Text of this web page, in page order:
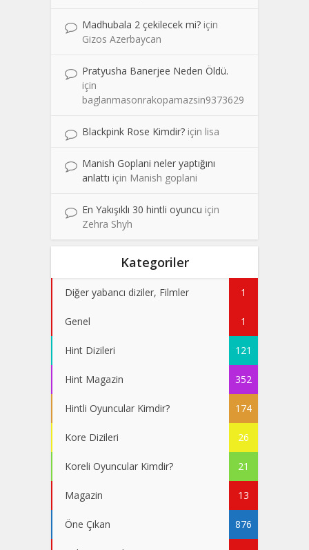
Madhubala 2 çekilecek mi? için
Gizos Azerbaycan
Pratyusha Banerjee Neden Öldü.
için
baglanmasonrakopamazsin9373629
Blackpink Rose Kimdir? için lisa
Manish Goplani neler yaptığını
anlattı için Manish goplani
En Yakışıklı 30 hintli oyuncu için
Zehra Shyh
Kategoriler
Diğer yabancı diziler, Filmler 1
Genel 1
Hint Dizileri 121
Hint Magazin 352
Hintli Oyuncular Kimdir? 174
Kore Dizileri 26
Koreli Oyuncular Kimdir? 21
Magazin 13
Öne Çıkan 876